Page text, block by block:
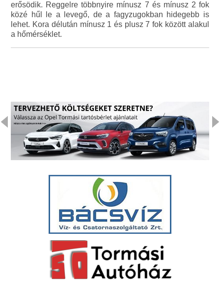
erősödik. Reggelre többnyire mínusz 7 és mínusz 2 fok
közé hűl le a levegő, de a fagyzugokban hidegebb is
lehet. Kora délután mínusz 1 és plusz 7 fok között alakul
a hőmérséklet.